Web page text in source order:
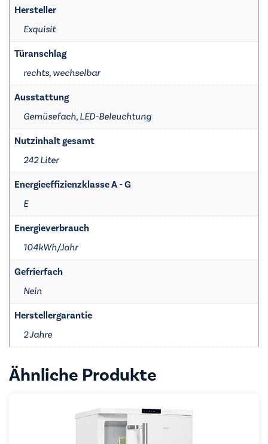
Hersteller
Exquisit
Türanschlag
rechts, wechselbar
Ausstattung
Gemüsefach, LED-Beleuchtung
Nutzinhalt gesamt
242 Liter
Energieeffizienzklasse A - G
E
Energieverbrauch
104kWh/​Jahr
Gefrierfach
Nein
Herstellergarantie
2 Jahre
Ähnliche Produkte